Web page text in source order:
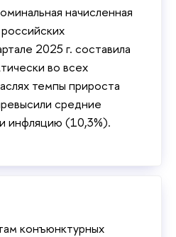
начисленная
2025 г. составила
во всех
темпы прироста
средние
инфляцию (10,3%).
конъюнктурных